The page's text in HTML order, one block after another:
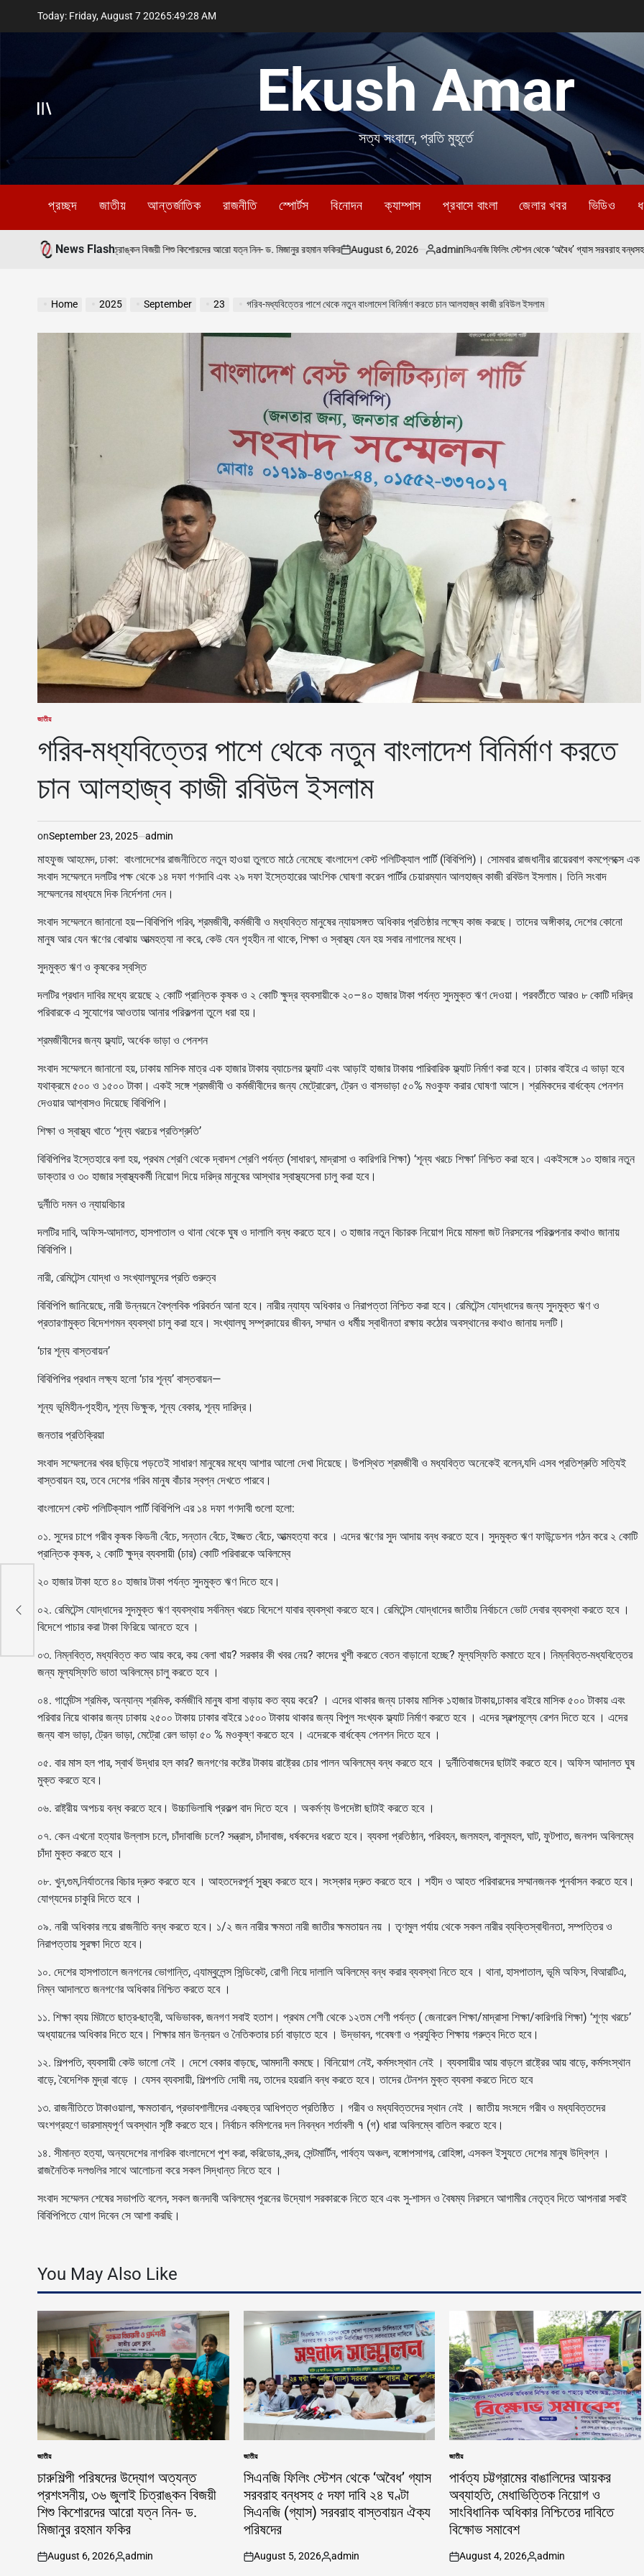
Today: Friday, August 7 20265:49:29 AM
Ekush Amar
সত্য সংবাদে, প্রতি মুহূর্তে
প্রচ্ছদ জাতীয় আন্তর্জাতিক রাজনীতি স্পোর্টস বিনোদন ক্যাম্পাস প্রবাসে বাংলা জেলার খবর ভিডিও
News Flash
৩৬ জুলাই চিত্রাঙ্কন বিজয়ী শিশু কিশোরদের আরো যত্ন নিন- ড. মিজানুর রহমান ফকির
on
August 6, 2026
Posted
adminসিএনজি ফিলিং স্টেশন থেকে ‘অবৈধ’ গ্যাস সরবরাহ বন্ধসহ ৫ দফা দাবি ২৪
Home 2025 September 23 গরিব-মধ্যবিত্তের পাশে থেকে নতুন বাংলাদেশ বিনির্মাণ করতে চান আলহাজ্ব কাজী রবিউল ইসলাম
POSTED
জাতীয়
গরিব-মধ্যবিত্তের পাশে থেকে নতুন বাংলাদেশ বিনির্মাণ করতে
চান আলহাজ্ব কাজী রবিউল ইসলাম
onSeptember 23, 2025 admin
মাহফুজ আহমেদ, ঢাকা: বাংলাদেশের রাজনীতিতে নতুন হাওয়া তুলতে মাঠে নেমেছে বাংলাদেশ বেস্ট পলিটিক্যাল পার্টি (বিবিপিপি)। সোমবার রাজধানীর রায়েরবাগ কমপ্লেক্সে এক
সংবাদ সম্মেলনে দলটির পক্ষ থেকে ১৪ দফা গণদাবি এবং ২৯ দফা ইস্তেহারের আংশিক ঘোষণা করেন পার্টির চেয়ারম্যান আলহাজ্ব কাজী রবিউল ইসলাম। তিনি সংবাদ
সম্মেলনের মাধ্যমে দিক নির্দেশনা দেন।
সংবাদ সম্মেলনে জানানো হয়—বিবিপিপি গরিব, শ্রমজীবী, কর্মজীবী ও মধ্যবিত্ত মানুষের ন্যায়সঙ্গত অধিকার প্রতিষ্ঠার লক্ষ্যে কাজ করছে। তাদের অঙ্গীকার, দেশের কোনো
মানুষ আর যেন ঋণের বোঝায় আত্মহত্যা না করে, কেউ যেন গৃহহীন না থাকে, শিক্ষা ও স্বাস্থ্য যেন হয় সবার নাগালের মধ্যে।
সুদমুক্ত ঋণ ও কৃষকের স্বস্তি
দলটির প্রধান দাবির মধ্যে রয়েছে ২ কোটি প্রান্তিক কৃষক ও ২ কোটি ক্ষুদ্র ব্যবসায়ীকে ২০–৪০ হাজার টাকা পর্যন্ত সুদমুক্ত ঋণ দেওয়া। পরবর্তীতে আরও ৮ কোটি দরিদ্র
পরিবারকে এ সুযোগের আওতায় আনার পরিকল্পনা তুলে ধরা হয়।
শ্রমজীবীদের জন্য ফ্ল্যাট, অর্ধেক ভাড়া ও পেনশন
সংবাদ সম্মেলনে জানানো হয়, ঢাকায় মাসিক মাত্র এক হাজার টাকায় ব্যাচেলর ফ্ল্যাট এবং আড়াই হাজার টাকায় পারিবারিক ফ্ল্যাট নির্মাণ করা হবে। ঢাকার বাইরে এ ভাড়া হবে
যথাক্রমে ৫০০ ও ১৫০০ টাকা। একই সঙ্গে শ্রমজীবী ও কর্মজীবীদের জন্য মেট্রোরেল, ট্রেন ও বাসভাড়া ৫০% মওকুফ করার ঘোষণা আসে। শ্রমিকদের বার্ধক্যে পেনশন
দেওয়ার আশ্বাসও দিয়েছে বিবিপিপি।
শিক্ষা ও স্বাস্থ্য খাতে ‘শূন্য খরচের প্রতিশ্রুতি’
বিবিপিপির ইস্তেহারে বলা হয়, প্রথম শ্রেণি থেকে দ্বাদশ শ্রেণি পর্যন্ত (সাধারণ, মাদ্রাসা ও কারিগরি শিক্ষা) ‘শূন্য খরচে শিক্ষা’ নিশ্চিত করা হবে। একইসঙ্গে ১০ হাজার নতুন
ডাক্তার ও ৩০ হাজার স্বাস্থ্যকর্মী নিয়োগ দিয়ে দরিদ্র মানুষের আস্থার স্বাস্থ্যসেবা চালু করা হবে।
দুর্নীতি দমন ও ন্যায়বিচার
দলটির দাবি, অফিস-আদালত, হাসপাতাল ও থানা থেকে ঘুষ ও দালালি বন্ধ করতে হবে। ৩ হাজার নতুন বিচারক নিয়োগ দিয়ে মামলা জট নিরসনের পরিকল্পনার কথাও জানায়
বিবিপিপি।
নারী, রেমিটেন্স যোদ্ধা ও সংখ্যালঘুদের প্রতি গুরুত্ব
বিবিপিপি জানিয়েছে, নারী উন্নয়নে বৈপ্লবিক পরিবর্তন আনা হবে। নারীর ন্যায্য অধিকার ও নিরাপত্তা নিশ্চিত করা হবে। রেমিটেন্স যোদ্ধাদের জন্য সুদমুক্ত ঋণ ও
প্রতারণামুক্ত বিদেশগমন ব্যবস্থা চালু করা হবে। সংখ্যালঘু সম্প্রদায়ের জীবন, সম্মান ও ধর্মীয় স্বাধীনতা রক্ষায় কঠোর অবস্থানের কথাও জানায় দলটি।
‘চার শূন্য বাস্তবায়ন’
বিবিপিপির প্রধান লক্ষ্য হলো ‘চার শূন্য’ বাস্তবায়ন—
শূন্য ভূমিহীন-গৃহহীন, শূন্য ভিক্ষুক, শূন্য বেকার, শূন্য দারিদ্র।
জনতার প্রতিক্রিয়া
সংবাদ সম্মেলনের খবর ছড়িয়ে পড়তেই সাধারণ মানুষের মধ্যে আশার আলো দেখা দিয়েছে। উপস্থিত শ্রমজীবী ও মধ্যবিত্ত অনেকেই বলেন,যদি এসব প্রতিশ্রুতি সত্যিই
বাস্তবায়ন হয়, তবে দেশের গরিব মানুষ বাঁচার স্বপ্ন দেখতে পারবে।
বাংলাদেশ বেস্ট পলিটিক্যাল পার্টি বিবিপিপি এর ১৪ দফা গণদাবী গুলো হলো:
০১. সুদের চাপে গরীব কৃষক কিডনী বেঁচে, সন্তান বেঁচে, ইজ্জত বেঁচে, আত্মহত্যা করে । এদের ঋণের সুদ আদায় বন্ধ করতে হবে। সুদমুক্ত ঋণ ফাউন্ডেশন গঠন করে ২ কোটি
প্রান্তিক কৃষক, ২ কোটি ক্ষুদ্র ব্যবসায়ী (চার) কোটি পরিবারকে অবিলম্বে
২০ হাজার টাকা হতে ৪০ হাজার টাকা পর্যন্ত সুদমুক্ত ঋণ দিতে হবে।
০২. রেমিটেন্স যোদ্ধাদের সুদমুক্ত ঋণ ব্যবস্থায় সর্বনিম্ন খরচে বিদেশে যাবার ব্যবস্থা করতে হবে। রেমিটেন্স যোদ্ধাদের জাতীয় নির্বাচনে ভোট দেবার ব্যবস্থা করতে হবে ।
বিদেশে পাচার করা টাকা ফিরিয়ে আনতে হবে ।
০৩. নিম্নবিত্ত, মধ্যবিত্ত কত আয় করে, কয় বেলা খায়? সরকার কী খবর নেয়? কাদের খুশী করতে বেতন বাড়ানো হচ্ছে? মূল্যস্ফিতি কমাতে হবে। নিম্নবিত্ত-মধ্যবিত্তের
জন্য মূল্যস্ফিতি ভাতা অবিলম্বে চালু করতে হবে ।
০৪. গার্মেন্টস শ্রমিক, অন্যান্য শ্রমিক, কর্মজীবি মানুষ বাসা বাড়ায় কত ব্যয় করে? । এদের থাকার জন্য ঢাকায় মাসিক ১হাজার টাকায়,ঢাকার বাইরে মাসিক ৫০০ টাকায় এবং
পরিবার নিয়ে থাকার জন্য ঢাকায় ২৫০০ টাকায় ঢাকার বাইরে ১৫০০ টাকায় থাকার জন্য বিপুল সংখ্যক ফ্ল্যাট নির্মাণ করতে হবে । এদের স্বল্পমূল্যে রেশন দিতে হবে । এদের
জন্য বাস ভাড়া, ট্রেন ভাড়া, মেট্রো রেল ভাড়া ৫০ % মওকৃষ্ণ করতে হবে । এদেরকে বার্ধক্যে পেনশন দিতে হবে ।
০৫. বার মাস হল পার, স্বার্থ উদ্ধার হল কার? জনগণের কষ্টের টাকায় রাষ্ট্রের চোর পালন অবিলম্বে বন্ধ করতে হবে । দুর্নীতিবাজদের ছাটাই করতে হবে। অফিস আদালত ঘুষ
মুক্ত করতে হবে।
০৬. রাষ্ট্রীয় অপচয় বন্ধ করতে হবে। উচ্চাভিলাষি প্রকল্প বাদ দিতে হবে । অকর্মণ্য উপদেষ্টা ছাটাই করতে হবে ।
০৭. কেন এখনো হত্যার উল্লাস চলে, চাঁদাবাজি চলে? সন্ত্রাস, চাঁদাবাজ, ধর্ষকদের ধরতে হবে। ব্যবসা প্রতিষ্ঠান, পরিবহন, জলমহল, বালুমহল, ঘাট, ফুটপাত, জনপদ অবিলম্বে
চাঁদা মুক্ত করতে হবে ।
০৮. খুন,গুম,নির্যাতনের বিচার দ্রুত করতে হবে । আহতদেরপূর্ন সুস্থ্য করতে হবে। সংস্কার দ্রুত করতে হবে । শহীদ ও আহত পরিবারদের সম্মানজনক পুনর্বাসন করতে হবে।
যোগ্যদের চাকুরি দিতে হবে ।
০৯. নারী অধিকার লয়ে রাজনীতি বন্ধ করতে হবে। ১/২ জন নারীর ক্ষমতা নারী জাতীর ক্ষমতায়ন নয় । তৃণমুল পর্যায় থেকে সকল নারীর ব্যক্তিস্বাধীনতা, সম্পত্তির ও
নিরাপত্তায় সুরক্ষা দিতে হবে।
১০. দেশের হাসপাতালে জনগনের ভোগান্তি, এ্যাম্বুলেন্স সিন্ডিকেট, রোগী নিয়ে দালালি অবিলম্বে বন্ধ করার ব্যবস্থা নিতে হবে । থানা, হাসপাতাল, ভূমি অফিস, বিআরটিএ,
নিম্ন আদালতে জনগণের অধিকার নিশ্চিত করতে হবে ।
১১. শিক্ষা ব্যয় মিটাতে ছাত্র-ছাত্রী, অভিভাবক, জনগণ সবাই হতাশ। প্রথম শেণী থেকে ১২তম শেণী পর্যন্ত ( জেনারেল শিক্ষা/মাদ্রাসা শিক্ষা/কারিগরি শিক্ষা) ‘শূণ্য খরচে’
অধ্যায়নের অধিকার দিতে হবে। শিক্ষার মান উন্নয়ন ও নৈতিকতার চর্চা বাড়াতে হবে । উদ্ভাবন, গবেষণা ও প্রযুক্তি শিক্ষায় গরুত্ব দিতে হবে।
১২. শিল্পপতি, ব্যবসায়ী কেউ ভালো নেই । দেশে বেকার বাড়ছে, আমদানী কমছে। বিনিয়োগ নেই, কর্মসংস্থান নেই । ব্যবসায়ীর আয় বাড়লে রাষ্ট্রের আয় বাড়ে, কর্মসংস্থান
বাড়ে, বৈদেশিক মুদ্রা বাড়ে । যেসব ব্যবসায়ী, শিল্পপতি দোষী নয়, তাদের হয়রানি বন্ধ করতে হবে। তাদের টেনশন মুক্ত ব্যবসা করতে দিতে হবে
১৩. রাজনীতিতে টাকাওয়ালা, ক্ষমতাবান, প্রভাবশালীদের একছত্র আধিপত্ত প্রতিষ্ঠিত । গরীব ও মধ্যবিত্তদের স্থান নেই । জাতীয় সংসদে গরীব ও মধ্যবিত্তদের
অংশগ্রহণে ভারসাম্যপূর্ণ অবস্থান সৃষ্টি করতে হবে। নির্বাচন কমিশনের দল নিবন্ধন শর্তাবলী १ (গ) ধারা অবিলম্বে বাতিল করতে হবে।
১৪. সীমান্ত হত্যা, অন্যদেশের নাগরিক বাংলাদেশে পুশ করা, করিডোর, বন্দর, সেন্টমার্টিন, পার্বত্য অঞ্চল, বঙ্গোপসাগর, রোহিঙ্গা, এসকল ইস্যুতে দেশের মানুষ উদ্বিগ্ন ।
রাজনৈতিক দলগুলির সাথে আলোচনা করে সকল সিদ্ধান্ত নিতে হবে ।
সংবাদ সম্মেলন শেষের সভাপতি বলেন, সকল জনদাবী অবিলম্বে পূরনের উদ্যোগ সরকারকে নিতে হবে এবং সু-শাসন ও বৈষম্য নিরসনে আগামীর নেতৃত্ব দিতে আপনারা সবাই
বিবিপিপিতে যোগ দিবেন সে আশা করছি।
You May Also Like
POSTED
জাতীয়
চারুশিল্পী পরিষদের উদ্যোগ অত্যন্ত
প্রশংসনীয়, ৩৬ জুলাই চিত্রাঙ্কন বিজয়ী
শিশু কিশোরদের আরো যত্ন নিন- ড.
মিজানুর রহমান ফকির
on
August 6, 2026
Posted
admin
POSTED
IN
জাতীয়
সিএনজি ফিলিং স্টেশন থেকে ‘অবৈধ’ গ্যাস
সরবরাহ বন্ধসহ ৫ দফা দাবি ২৪ ঘণ্টা
সিএনজি (গ্যাস) সরবরাহ বাস্তবায়ন ঐক্য
পরিষদের
on
August 5, 2026
Posted
admin
POSTED
জাতীয়
পার্বত্য চট্টগ্রামের বাঙালিদের আয়কর
অব্যাহতি, মেধাভিত্তিক নিয়োগ ও
সাংবিধানিক অধিকার নিশ্চিতের দাবিতে
বিক্ষোভ সমাবেশ
on
August 4, 2026
Posted
admin